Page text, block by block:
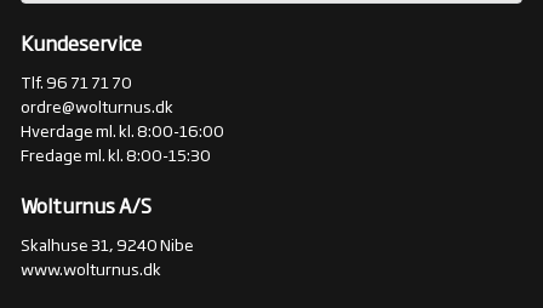
Kundeservice
Tlf. 96 71 71 70
ordre@wolturnus.dk
Hverdage ml. kl. 8:00-16:00
Fredage ml. kl. 8:00-15:30
Wolturnus A/S
Skalhuse 31, 9240 Nibe
www.wolturnus.dk